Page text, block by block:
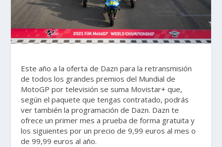
Este año a la oferta de Dazn para la retransmisión
de todos los grandes premios del Mundial de
MotoGP por televisión se suma Movistar+ que,
según el paquete que tengas contratado, podrás
ver también la programación de Dazn. Dazn te
ofrece un primer mes a prueba de forma gratuita y
los siguientes por un precio de 9,99 euros al mes o
de 99,99 euros al año.